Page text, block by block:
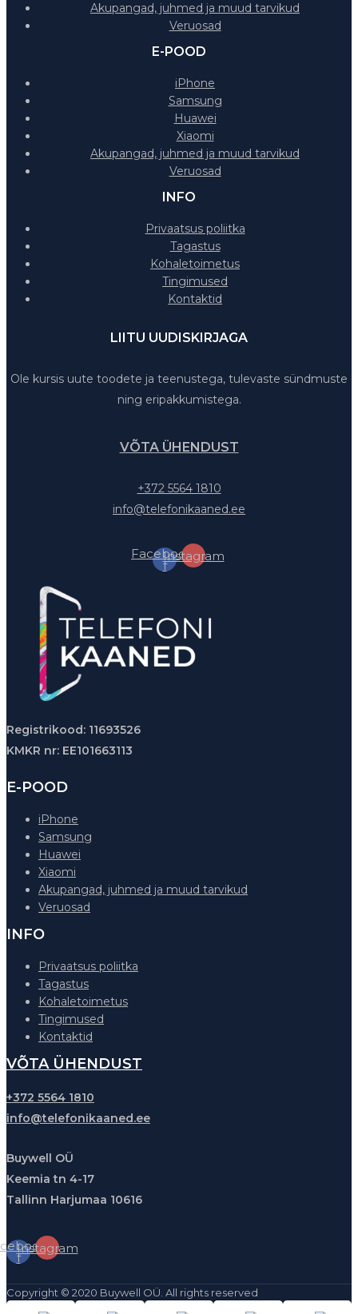
Akupangad, juhmed ja muud tarvikud
Veruosad
E-POOD
iPhone
Samsung
Huawei
Xiaomi
Akupangad, juhmed ja muud tarvikud
Veruosad
INFO
Privaatsus poliitka
Tagastus
Kohaletoimetus
Tingimused
Kontaktid
LIITU UUDISKIRJAGA
Ole kursis uute toodete ja teenustega, tulevaste sündmuste
ning eripakkumistega.
VÕTA ÜHENDUST
+372 5564 1810
info@telefonikaaned.ee
Facebook-
f
Instagram
Registrikood: 11693526
KMKR nr: EE101663113
E-POOD
iPhone
Samsung
Huawei
Xiaomi
Akupangad, juhmed ja muud tarvikud
Veruosad
INFO
Privaatsus poliitka
Tagastus
Kohaletoimetus
Tingimused
Kontaktid
VÕTA ÜHENDUST
+372 5564 1810
info@telefonikaaned.ee
Buywell OÜ
Keemia tn 4-17
Tallinn Harjumaa 10616
f
Instagram
Copyright © 2020 Buywell OÜ. All rights reserved